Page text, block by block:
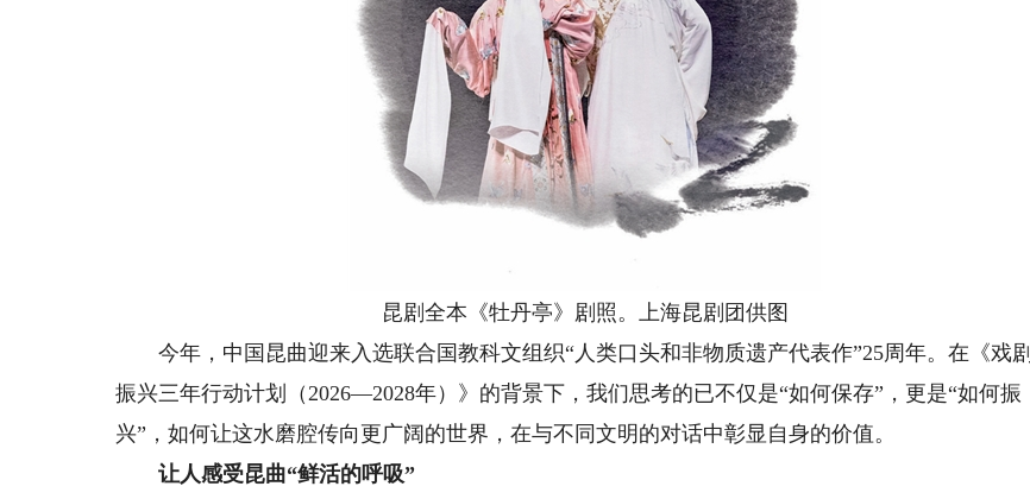
昆剧全本《牡丹亭》剧照。上海昆剧团供图
今年，中国昆曲迎来入选联合国教科文组织“人类口头和非物质遗产代表作”25周年。在《戏剧
振兴三年行动计划（2026—2028年）》的背景下，我们思考的已不仅是“如何保存”，更是“如何振
兴”，如何让这水磨腔传向更广阔的世界，在与不同文明的对话中彰显自身的价值。
让人感受昆曲“鲜活的呼吸”